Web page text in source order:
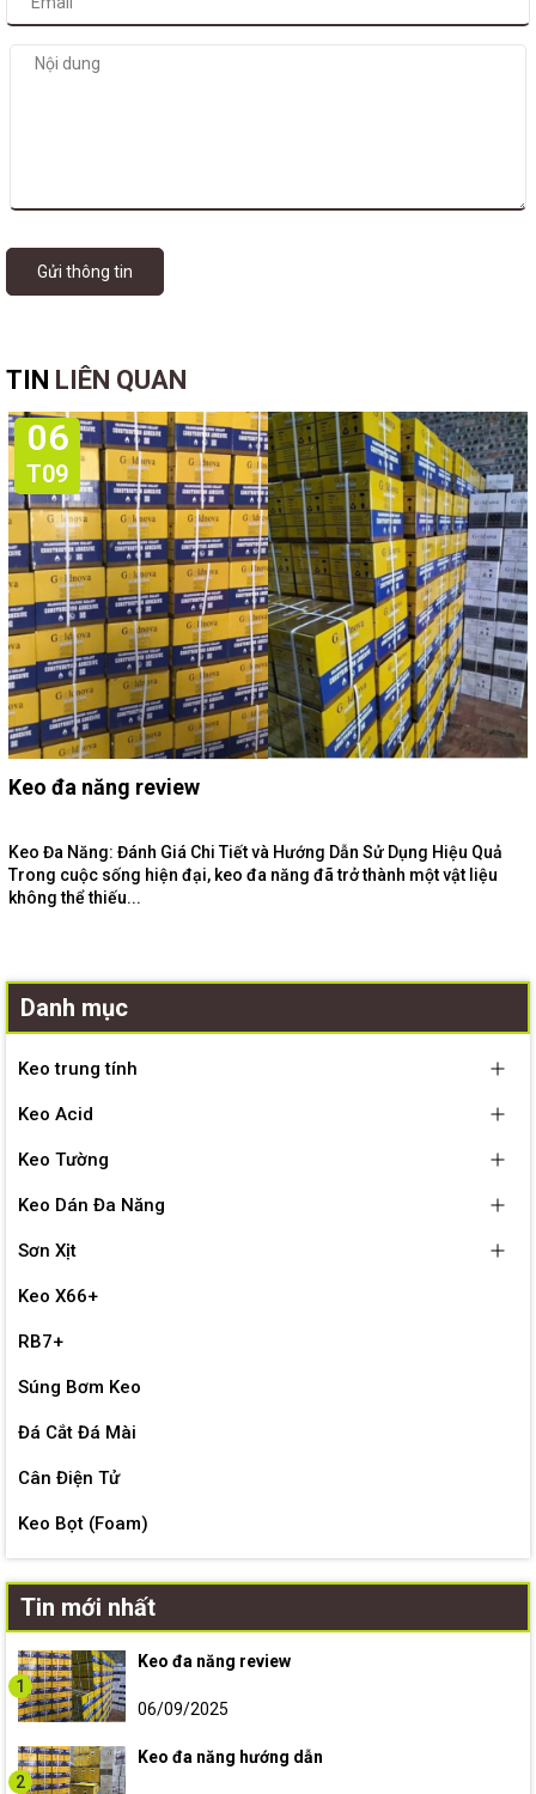
Gửi thông tin
TIN LIÊN QUAN
06
T09
Keo đa năng review
Keo Đa Năng: Đánh Giá Chi Tiết và Hướng Dẫn Sử Dụng Hiệu Quả
Trong cuộc sống hiện đại, keo đa năng đã trở thành một vật liệu
không thể thiếu...
Danh mục
Keo trung tính
Keo Acid
Keo Tường
Keo Dán Đa Năng
Sơn Xịt
Keo X66+
RB7+
Súng Bơm Keo
Đá Cắt Đá Mài
Cân Điện Tử
Keo Bọt (Foam)
Tin mới nhất
1
Keo đa năng review
06/09/2025
2
Keo đa năng hướng dẫn